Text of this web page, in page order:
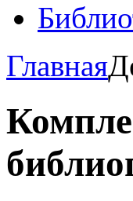
Главная